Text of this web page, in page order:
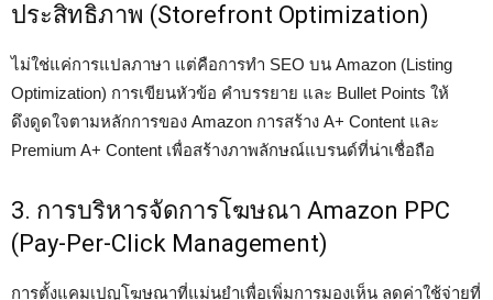
ประสิทธิภาพ (Storefront Optimization)
ไม่ใช่แค่การแปลภาษา แต่คือการทำ SEO บน Amazon (Listing
Optimization) การเขียนหัวข้อ คำบรรยาย และ Bullet Points ให้
ดึงดูดใจตามหลักการของ Amazon การสร้าง A+ Content และ
Premium A+ Content เพื่อสร้างภาพลักษณ์แบรนด์ที่น่าเชื่อถือ
3. การบริหารจัดการโฆษณา Amazon PPC
(Pay-Per-Click Management)
การตั้งแคมเปญโฆษณาที่แม่นยำเพื่อเพิ่มการมองเห็น ลดค่าใช้จ่ายที่